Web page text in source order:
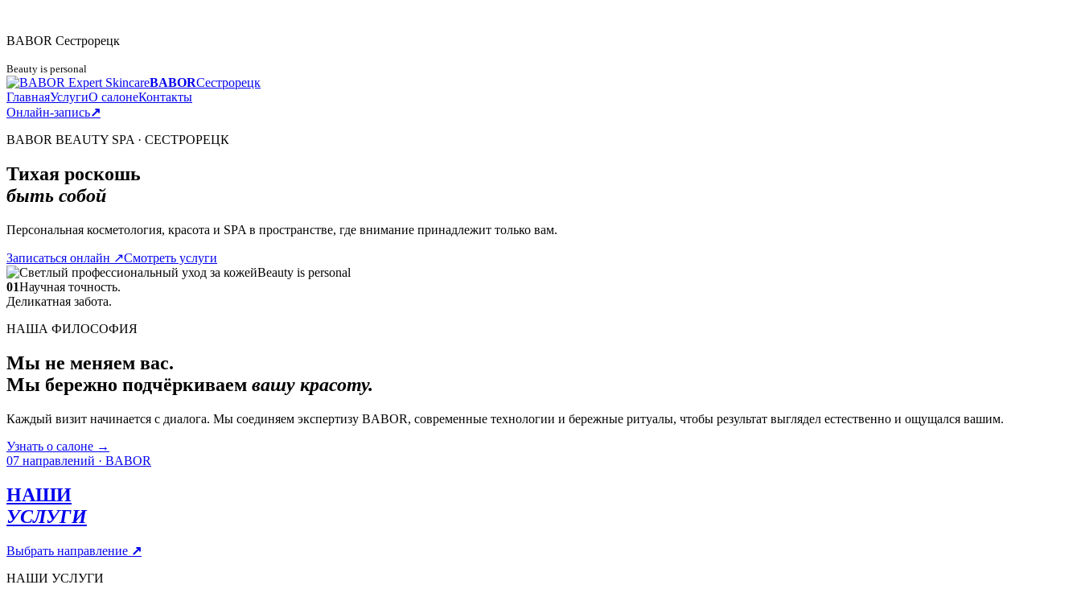
BABOR Сестрорецк
Beauty is personal
BABORСестрорецк
ГлавнаяУслугиО салонеКонтакты
Онлайн-запись↗
BABOR BEAUTY SPA · СЕСТРОРЕЦК
Тихая роскошь
быть собой
Персональная косметология, красота и SPA в пространстве, где внимание принадлежит только вам.
Записаться онлайн ↗Смотреть услуги
Beauty is personal
01Научная точность.
Деликатная забота.
НАША ФИЛОСОФИЯ
Мы не меняем вас.
Мы бережно подчёркиваем вашу красоту.
Каждый визит начинается с диалога. Мы соединяем экспертизу BABOR, современные технологии и бережные ритуалы, чтобы результат выглядел естественно и ощущался вашим.
Узнать о салоне →
07 направлений · BABOR
НАШИ
УСЛУГИ
Выбрать направление ↗
НАШИ УСЛУГИ